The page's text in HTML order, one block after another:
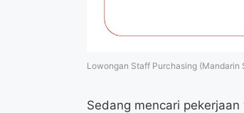
Lowongan Staff Purchasing (Mandarin
Sedang mencari